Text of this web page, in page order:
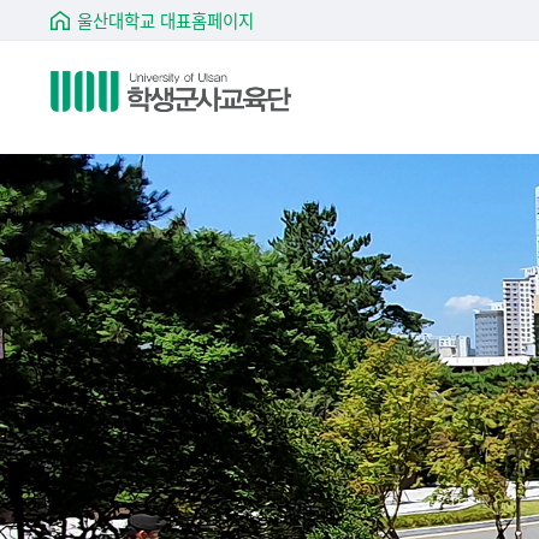
울산대학교 대표홈페이지